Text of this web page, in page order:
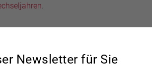
.
Stellen bilden. Gründe können Stress,
, bestimmte Medikamente oder
Newsletter für Sie